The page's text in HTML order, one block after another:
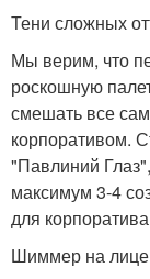
Тени сложных
Мы верим, что
роскошную
смешать все
корпоративом.
"Павлиний
максимум 3-4
для
Шиммер на